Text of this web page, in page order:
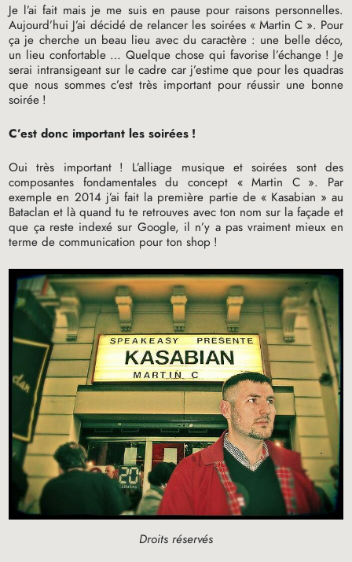
Je l’ai fait mais je me suis en pause pour raisons personnelles.
Aujourd’hui J’ai décidé de relancer les soirées « Martin C ». Pour
ça je cherche un beau lieu avec du caractère : une belle déco,
un lieu confortable … Quelque chose qui favorise l’échange ! Je
serai intransigeant sur le cadre car j’estime que pour les quadras
que nous sommes c’est très important pour réussir une bonne
soirée !
C’est donc important les soirées !
Oui très important ! L’alliage musique et soirées sont des
composantes fondamentales du concept « Martin C ». Par
exemple en 2014 j’ai fait la première partie de « Kasabian » au
Bataclan et là quand tu te retrouves avec ton nom sur la façade et
que ça reste indexé sur Google, il n’y a pas vraiment mieux en
terme de communication pour ton shop !
Droits réservés